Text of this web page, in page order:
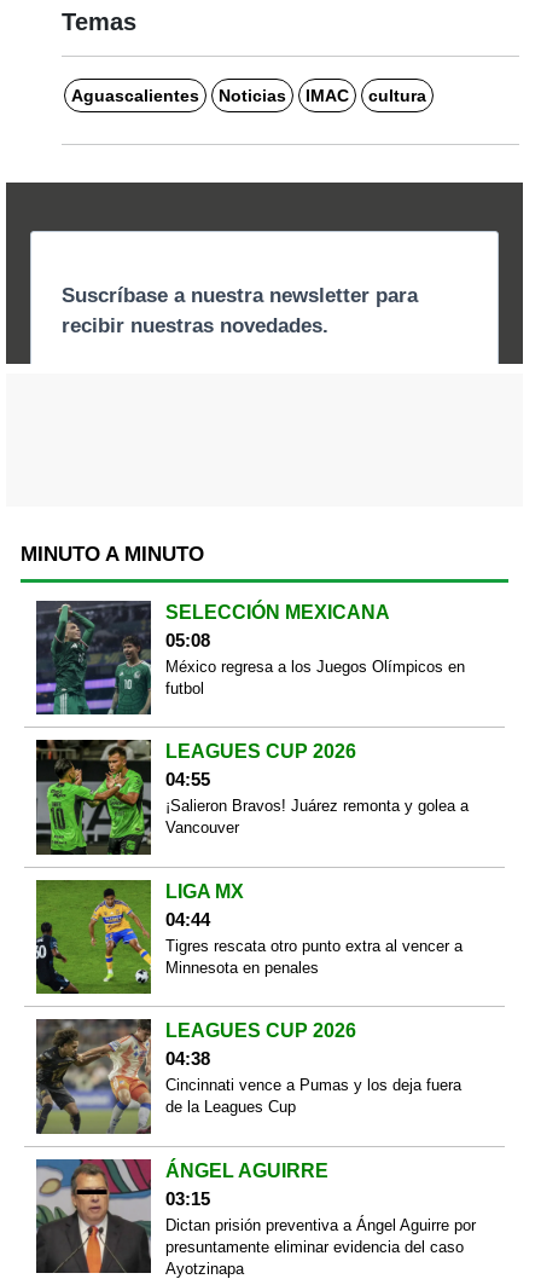
Temas
Aguascalientes Noticias IMAC cultura
MINUTO A MINUTO
SELECCIÓN MEXICANA
05:08
México regresa a los Juegos Olímpicos en
futbol
LEAGUES CUP 2026
04:55
¡Salieron Bravos! Juárez remonta y golea a
Vancouver
LIGA MX
04:44
Tigres rescata otro punto extra al vencer a
Minnesota en penales
LEAGUES CUP 2026
04:38
Cincinnati vence a Pumas y los deja fuera
de la Leagues Cup
ÁNGEL AGUIRRE
03:15
Dictan prisión preventiva a Ángel Aguirre por
presuntamente eliminar evidencia del caso
Ayotzinapa